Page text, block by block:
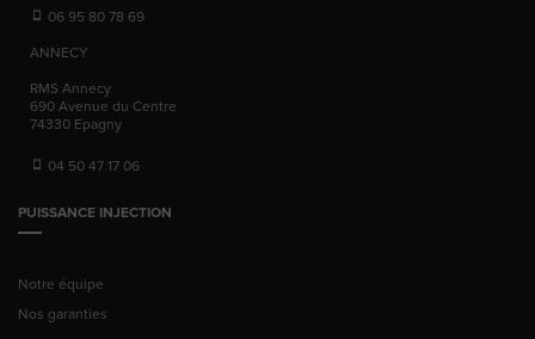
06 95 80 78 69
ANNECY
RMS Annecy
690 Avenue du Centre
74330 Epagny
04 50 47 17 06
PUISSANCE INJECTION
Notre équipe
Nos garanties